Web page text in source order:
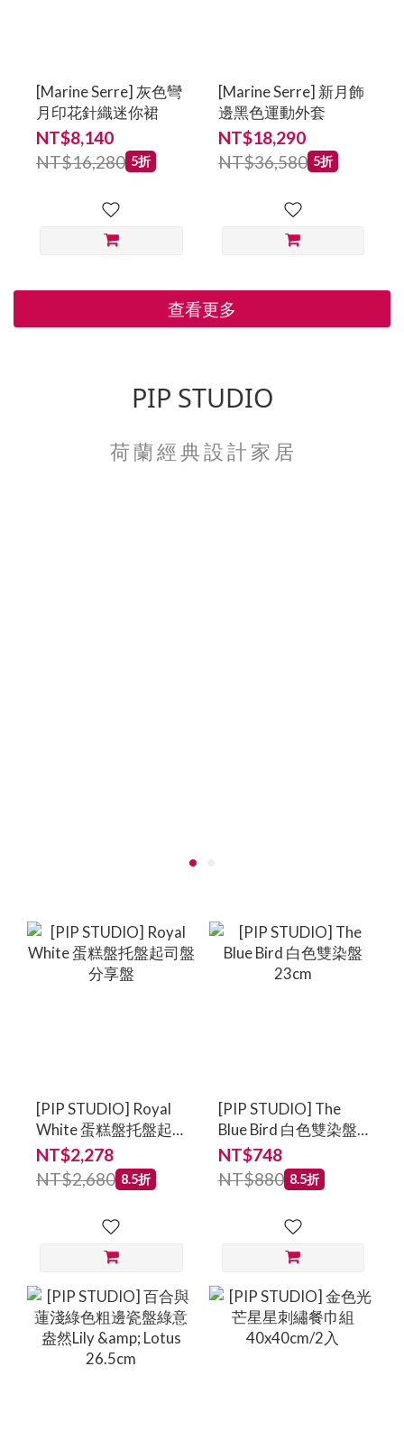
[Marine Serre] 灰色彎
月印花針織迷你裙
NT$8,140
NT$16,280 5折
[Marine Serre] 新月飾
邊黑色運動外套
NT$18,290
NT$36,580 5折
查看更多
PIP STUDIO
荷 蘭 經 典 設 計 家 居
[PIP STUDIO] Royal
White 蛋糕盤托盤起
司盤分享盤
NT$2,278
NT$2,680 8.5折
[PIP STUDIO] The
Blue Bird 白色雙染盤
23cm
NT$748
NT$880 8.5折